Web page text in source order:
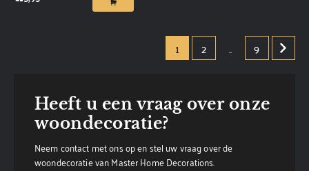
1 2 .. 9
Heeft u een vraag over onze
woondecoratie?
Neem contact met ons op en stel uw vraag over de
woondecoratie van Master Home Decorations.